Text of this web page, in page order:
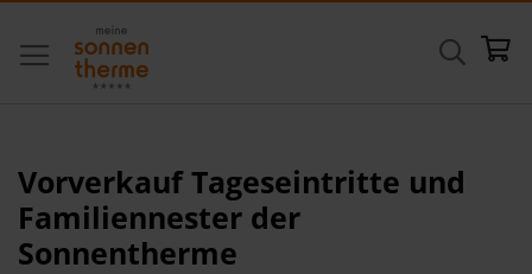
zum
Suche
Vorverkauf Tageseintritte und
Familiennester der
Sonnentherme